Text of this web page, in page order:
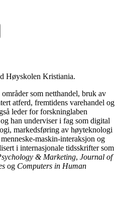
Høyskolen Kristiania.
som netthandel, bruk av
atferd, fremtidens varehandel og
leder for forskninglaben
han underviser i fag som digital
markedsføring av høyteknologi
maskin-interaksjon og
i internasjonale tidsskrifter som
& Marketing, Journal of
og Computers in Human